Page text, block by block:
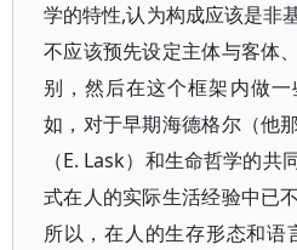
学的特性,认为构成应该是非
不应该预先设定主体与客体
别，然后在这个框架内做
如，对于早期海德格尔（他
（E. Lask）和生命哲学的
式在人的实际生活经验中已
所以，在人的生存形态和语